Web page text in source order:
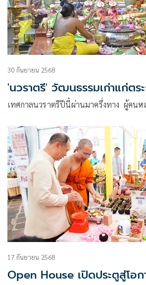
30 กันยายน 2568
'นวราตรี' วัฒนธรรมเก่าแก่ตร
เทศกาลนวราตรีปีนี้ผ่านมาครึ่งทาง ผู้คน
17 กันยายน 2568
Open House เปิดประตูสู่โอก